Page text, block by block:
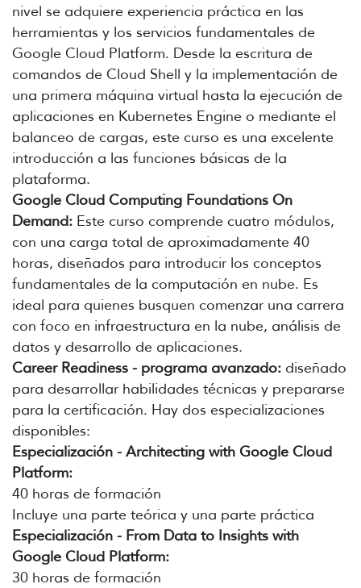
nivel se adquiere experiencia práctica en las
herramientas y los servicios fundamentales de
Google Cloud Platform. Desde la escritura de
comandos de Cloud Shell y la implementación de
una primera máquina virtual hasta la ejecución de
aplicaciones en Kubernetes Engine o mediante el
balanceo de cargas, este curso es una excelente
introducción a las funciones básicas de la
plataforma.
Google Cloud Computing Foundations On
Demand: Este curso comprende cuatro módulos,
con una carga total de aproximadamente 40
horas, diseñados para introducir los conceptos
fundamentales de la computación en nube. Es
ideal para quienes busquen comenzar una carrera
con foco en infraestructura en la nube, análisis de
datos y desarrollo de aplicaciones.
Career Readiness - programa avanzado: diseñado
para desarrollar habilidades técnicas y prepararse
para la certificación. Hay dos especializaciones
disponibles:
Especialización - Architecting with Google Cloud
Platform:
40 horas de formación
Incluye una parte teórica y una parte práctica
Especialización - From Data to Insights with
Google Cloud Platform:
30 horas de formación